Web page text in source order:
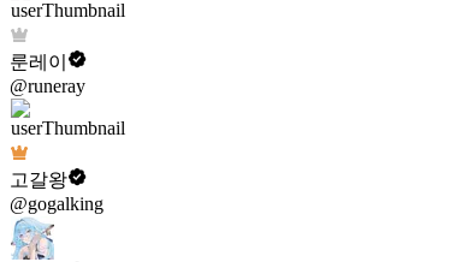
룬레이
@runeray
고갈왕
@gogalking